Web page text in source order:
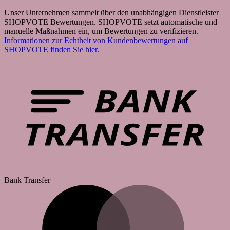
Unser Unternehmen sammelt über den unabhängigen Dienstleister
SHOPVOTE Bewertungen. SHOPVOTE setzt automatische und
manuelle Maßnahmen ein, um Bewertungen zu verifizieren.
Informationen zur Echtheit von Kundenbewertungen auf
SHOPVOTE finden Sie hier.
Bank Transfer